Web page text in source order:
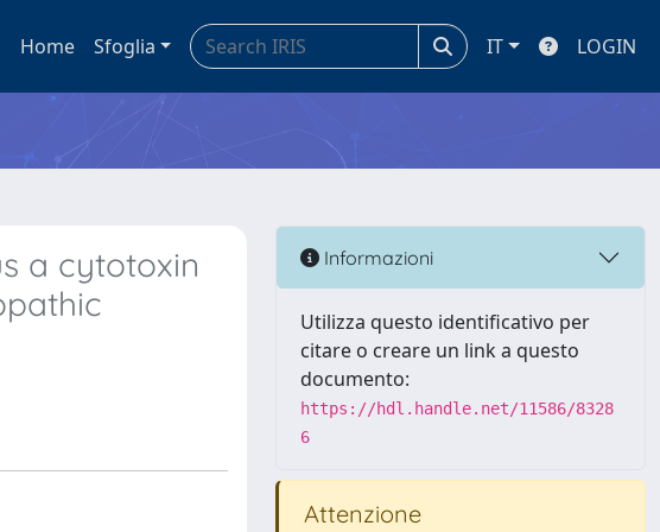
Home Sfoglia IT LOGIN
a cytotoxin
Informazioni
Utilizza questo identificativo per
citare o creare un link a questo
documento:
https://hdl.handle.net/11586/8328
6
Attenzione